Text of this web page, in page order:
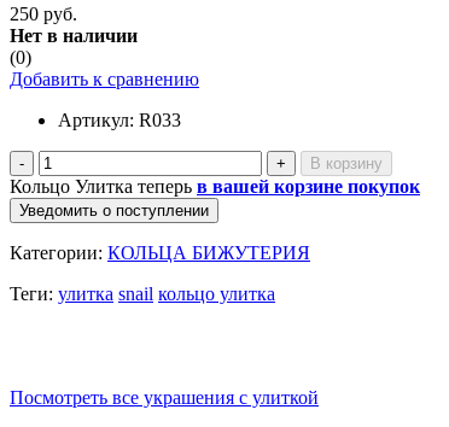
250 руб.
Нет в наличии
(0)
Добавить к сравнению
Артикул: R033
- +
Кольцо Улитка теперь в вашей корзине покупок
Уведомить о поступлении
Категории: КОЛЬЦА БИЖУТЕРИЯ
Теги: улитка snail кольцо улитка
Посмотреть все украшения с улиткой